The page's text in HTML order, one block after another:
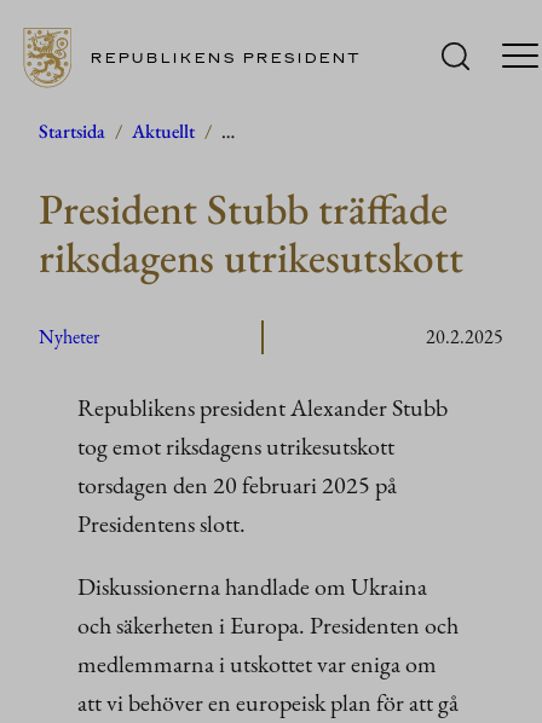
Hoppa
innehåll
REPUBLIKENS PRESIDENT
Startsida / Aktuellt / …
President Stubb träffade
riksdagens utrikesutskott
Nyheter 20.2.2025
Republikens president Alexander Stubb
tog emot riksdagens utrikesutskott
torsdagen den 20 februari 2025 på
Presidentens slott.
Diskussionerna handlade om Ukraina
och säkerheten i Europa. Presidenten och
medlemmarna i utskottet var eniga om
att vi behöver en europeisk plan för att gå